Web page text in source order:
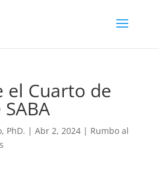
el Cuarto de
PhD. | Abr 2, 2024| Rumbo al